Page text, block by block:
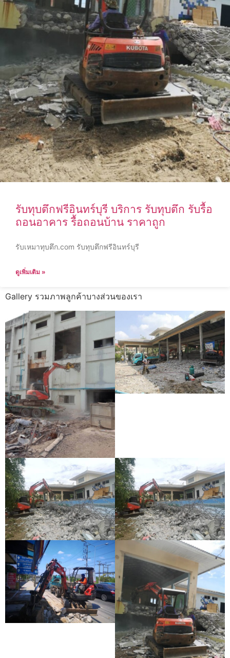
รับทุบตึกฟรีอินทร์บุรี บริการ รับทุบตึก รับรื้อ
ถอนอาคาร รื้อถอนบ้าน ราคาถูก
รับเหมาทุบตึก.com รับทุบตึกฟรีอินทร์บุรี
ดูเพิ่มเติม »
Gallery รวมภาพลูกค้าบางส่วนของเรา